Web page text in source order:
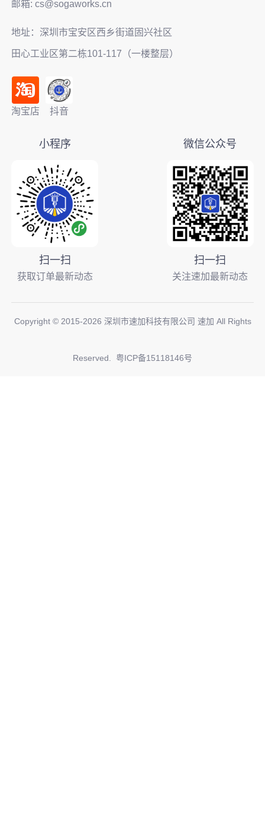
邮箱: cs@sogaworks.cn
地址：深圳市宝安区西乡街道固兴社区
田心工业区第二栋101-117（一楼整层）
淘宝店 抖音
小程序
扫一扫
获取订单最新动态
微信公众号
扫一扫
关注速加最新动态
Copyright © 2015-2026 深圳市速加科技有限公司 速加 All Rights
Reserved. 粤ICP备15118146号